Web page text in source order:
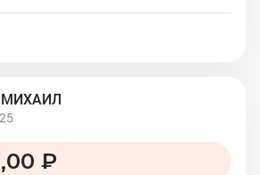
МИХАИЛ
₽